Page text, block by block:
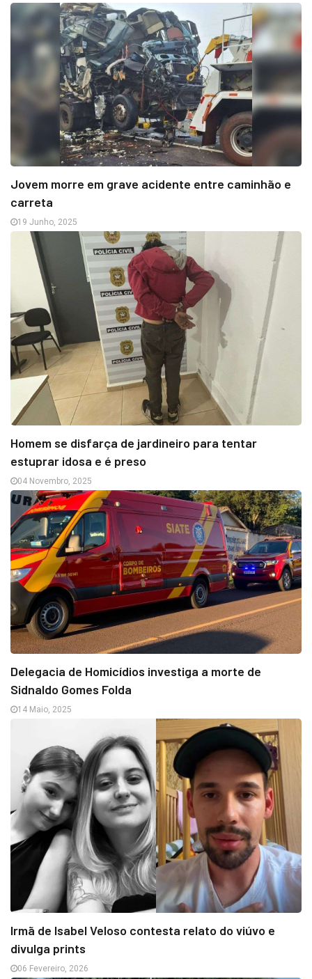
Jovem morre em grave acidente entre caminhão e
carreta
19 Junho, 2025
Homem se disfarça de jardineiro para tentar
estuprar idosa e é preso
04 Novembro, 2025
Delegacia de Homicídios investiga a morte de
Sidnaldo Gomes Folda
14 Maio, 2025
Irmã de Isabel Veloso contesta relato do viúvo e
divulga prints
06 Fevereiro, 2026